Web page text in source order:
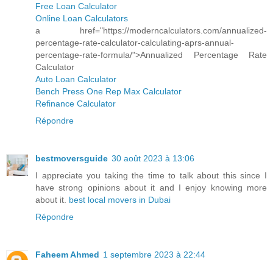
Free Loan Calculator
Online Loan Calculators
a href="https://moderncalculators.com/annualized-
percentage-rate-calculator-calculating-aprs-annual-
percentage-rate-formula/">Annualized Percentage Rate
Calculator
Auto Loan Calculator
Bench Press One Rep Max Calculator
Refinance Calculator
Répondre
bestmoversguide 30 août 2023 à 13:06
I appreciate you taking the time to talk about this since I
have strong opinions about it and I enjoy knowing more
about it. best local movers in Dubai
Répondre
Faheem Ahmed 1 septembre 2023 à 22:44